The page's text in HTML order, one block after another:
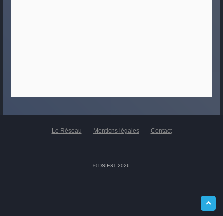
Le Réseau Mentions légales Contact
© DSIEST 2026